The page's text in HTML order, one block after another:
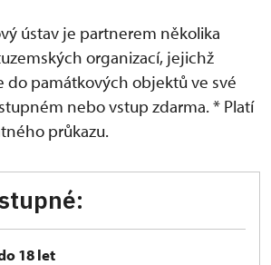
ústav je partnerem několika
organizací, jejichž
do památkových objektů ve své
nebo vstup zdarma. * Platí
průkazu.
18 let